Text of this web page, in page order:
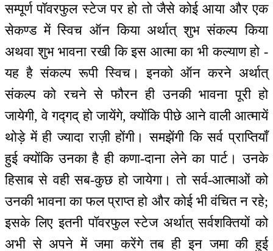
सम्पूर्ण पॉवरफुल स्टेज पर हो तो जैसे कोई आया और एक
सेकण्ड में स्विच ऑन किया अर्थात् शुभ संकल्प किया
अथवा शुभ भावना रखी कि इस आत्मा का भी कल्याण हो -
यह है संकल्प रूपी स्विच। इनको ऑन करने अर्थात्
संकल्प को रचने से फौरन ही उनकी भावना पूरी हो
जायेगी, वे गद्गद् हो जायेंगे, क्योंकि पीछे आने वाली आत्मायें
थोड़े में ही ज्यादा राज़ी होंगी। समझेंगी कि सर्व प्राप्तियाँ
हुई क्योंकि उनका है ही कणा-दाना लेने का पार्ट। उनके
हिसाब से वही सब-कुछ हो जायेगा। तो सर्व-आत्माओं को
उनकी भावना का फल प्राप्त हो और कोई भी वंचित न रहे;
इसके लिए इतनी पॉवरफुल स्टेज अर्थात् सर्वशक्तियों को
अभी से अपने में जमा करेंगे तब ही इन जमा की हुई